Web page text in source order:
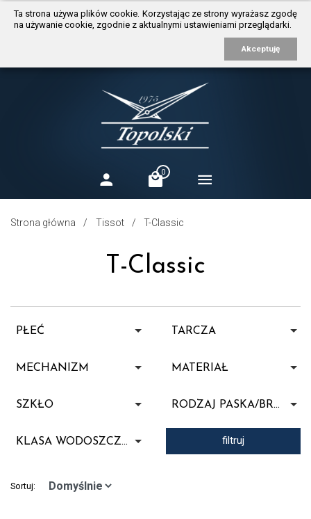
https://www.traditionrolex.com/3
Ta strona używa plików cookie. Korzystając ze strony wyrażasz zgodę
na używanie cookie, zgodnie z aktualnymi ustawieniami przeglądarki.
Akceptuję
0
Strona główna Tissot T-Classic
T-Classic
PŁEĆ TARCZA
MECHANIZM MATERIAŁ
SZKŁO RODZAJ PASKA/BRANSOLETY
KLASA WODOSZCZELNOŚCI filtruj
Sortuj: